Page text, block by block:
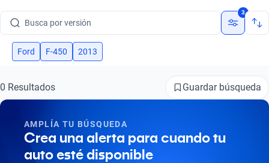
Busca por año
Busca por marca
Busca por año
3
Ford F-450 2013
0 Resultados Guardar búsqueda
AMPLÍA TU BÚSQUEDA
Crea una alerta para cuando tu
auto esté disponible